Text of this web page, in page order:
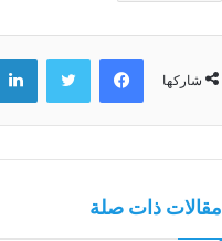
شاركها
فيسبوك تويتر
مقالات ذات صلة